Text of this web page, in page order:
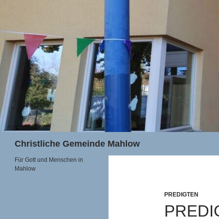
springen
Christliche Gemeinde Mahlow
PREDIGTEN
Für Gott und Menschen in
Mahlow